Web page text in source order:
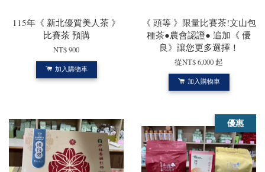
115年《 新北優質美人茶 》
比賽茶 預購
NT$ 900
加入購物車
《 頭等 》限量比賽茶!文山包
種茶●農會認證● 追加《 優
良》讓您更多選擇！
從NT$ 6,000 起
加入購物車
優惠